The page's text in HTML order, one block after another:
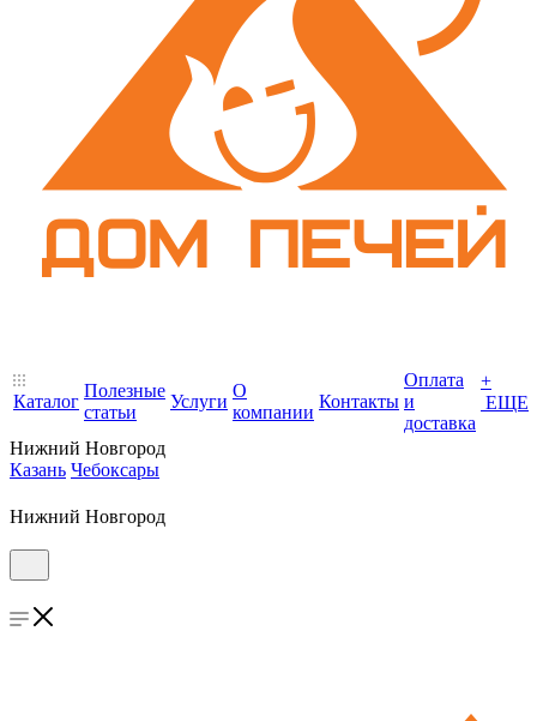
Каталог
Полезные
статьи
Услуги
О
компании
Контакты
Оплата
и
доставка
+
ЕЩЕ
Нижний Новгород
Казань Чебоксары
Нижний Новгород